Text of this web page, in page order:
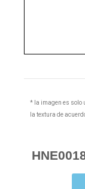
* la imagen es solo
la textura de